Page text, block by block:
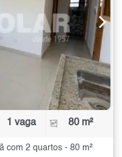
1 vaga 80 m²
com 2 quartos - 80 m²